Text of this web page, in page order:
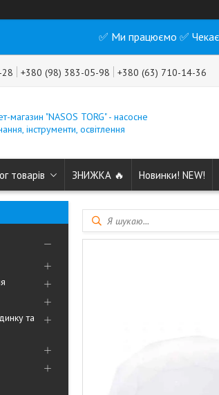
✅ Ми працюємо ✅
+380 (98) 383-05-98 +380 (63) 710-14-36
магазин "NASOS TORG" - насосне
інструменти, освітлення
товарів ЗНИЖКА 🔥 Новинки! NEW!
та